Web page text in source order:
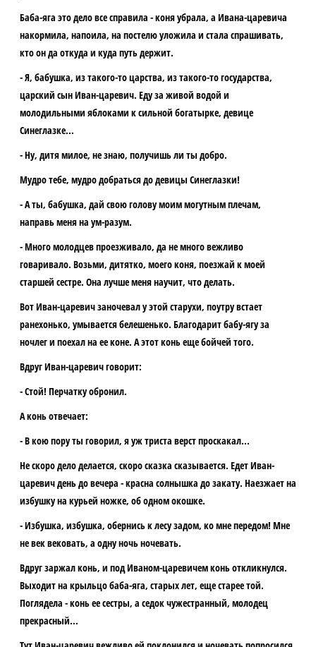
Баба-яга это дело все справила - коня убрала, а Ивана-царевича
накормила, напоила, на постелю уложила и стала спрашивать,
кто он да откуда и куда путь держит.
- Я, бабушка, из такого-то царства, из такого-то государства,
царский сын Иван-царевич. Еду за живой водой и
молодильными яблоками к сильной богатырке, девице
Синеглазке...
- Ну, дитя милое, не знаю, получишь ли ты добро.
Мудро тебе, мудро добраться до девицы Синеглазки!
- А ты, бабушка, дай свою голову моим могутным плечам,
направь меня на ум-разум.
- Много молодцев проезживало, да не много вежливо
говаривало. Возьми, дитятко, моего коня, поезжай к моей
старшей сестре. Она лучше меня научит, что делать.
Вот Иван-царевич заночевал у этой старухи, поутру встает
ранехонько, умывается белешенько. Благодарит бабу-ягу за
ночлег и поехал на ее коне. А этот конь еще бойчей того.
Вдруг Иван-царевич говорит:
- Стой! Перчатку обронил.
А конь отвечает:
- В кою пору ты говорил, я уж триста верст проскакал...
Не скоро дело делается, скоро сказка сказывается. Едет Иван-
царевич день до вечера - красна солнышка до закату. Наезжает на
избушку на курьей ножке, об одном окошке.
- Избушка, избушка, обернись к лесу задом, ко мне передом! Мне
не век вековать, а одну ночь ночевать.
Вдруг заржал конь, и под Иваном-царевичем конь откликнулся.
Выходит на крыльцо баба-яга, старых лет, еще старее той.
Поглядела - конь ее сестры, а седок чужестранный, молодец
прекрасный...